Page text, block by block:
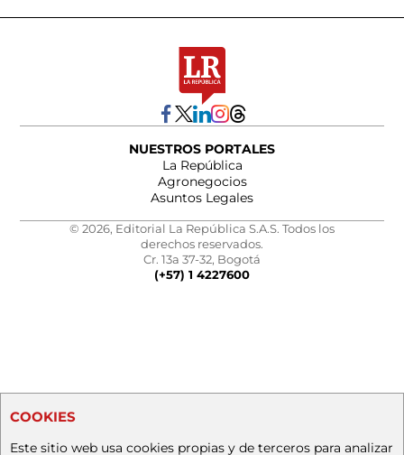
NUESTROS PORTALES
La República
Agronegocios
Asuntos Legales
© 2026, Editorial La República S.A.S. Todos los
derechos reservados.
Cr. 13a 37-32, Bogotá
(+57) 1 4227600
COOKIES
Este sitio web usa cookies propias y de terceros para analizar